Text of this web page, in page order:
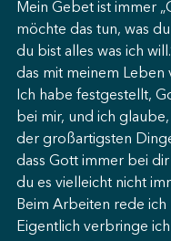
Mein Gebet ist immer
möchte das tun, was
du bist alles was ich
das mit meinem Leben
Ich habe festgestellt,
bei mir, und ich glaube,
der großartigsten
dass Gott immer bei dir
du es vielleicht nicht
Beim Arbeiten rede ich
Eigentlich verbringe